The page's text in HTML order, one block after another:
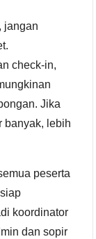
jangan
check-in,
Jika
banyak, lebih
peserta
koordinator
dan sopir